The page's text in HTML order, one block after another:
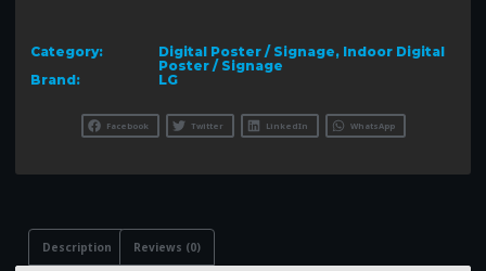
Category: Digital Poster / Signage, Indoor Digital
Poster / Signage
Brand:
LG
Facebook Twitter LinkedIn WhatsApp
Description Reviews (0)